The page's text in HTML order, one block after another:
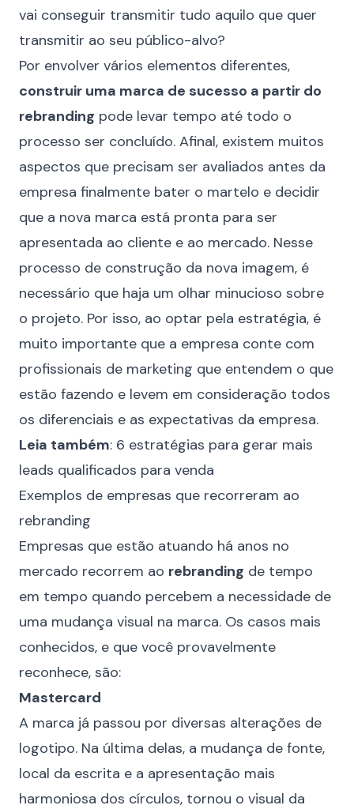
vai conseguir transmitir tudo aquilo que quer
transmitir ao seu público-alvo?
Por envolver vários elementos diferentes,
construir uma marca de sucesso a partir do
rebranding pode levar tempo até todo o
processo ser concluído. Afinal, existem muitos
aspectos que precisam ser avaliados antes da
empresa finalmente bater o martelo e decidir
que a nova marca está pronta para ser
apresentada ao cliente e ao mercado. Nesse
processo de construção da nova imagem, é
necessário que haja um olhar minucioso sobre
o projeto. Por isso, ao optar pela estratégia, é
muito importante que a empresa conte com
profissionais de marketing que entendem o que
estão fazendo e levem em consideração todos
os diferenciais e as expectativas da empresa.
Leia também: 6 estratégias para gerar mais
leads qualificados para venda
Exemplos de empresas que recorreram ao
rebranding
Empresas que estão atuando há anos no
mercado recorrem ao rebranding de tempo
em tempo quando percebem a necessidade de
uma mudança visual na marca. Os casos mais
conhecidos, e que você provavelmente
reconhece, são:
Mastercard
A marca já passou por diversas alterações de
logotipo. Na última delas, a mudança de fonte,
local da escrita e a apresentação mais
harmoniosa dos círculos, tornou o visual da